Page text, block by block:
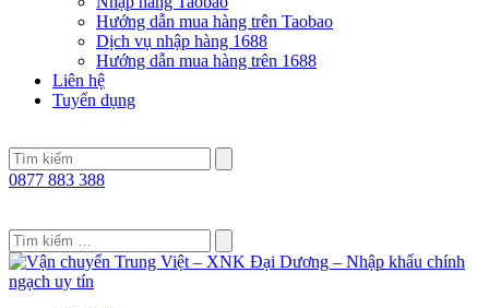
Hướng dẫn mua hàng trên Taobao
Dịch vụ nhập hàng 1688
Hướng dẫn mua hàng trên 1688
Liên hệ
Tuyển dụng
0877 883 388